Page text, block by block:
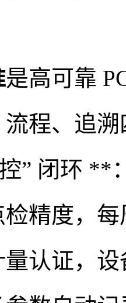
是高可靠
程、追
” 闭环 **
精度，
认证，